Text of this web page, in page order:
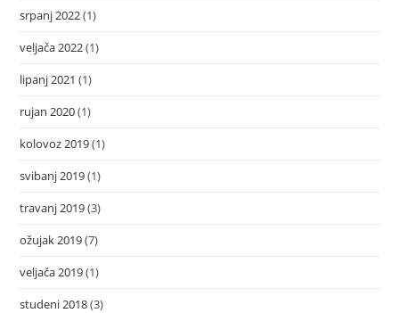
srpanj 2022(1)
veljača 2022(1)
lipanj 2021 (1)
rujan 2020(1)
kolovoz 2019(1)
svibanj 2019(1)
travanj 2019(3)
ožujak 2019(7)
veljača 2019(1)
studeni 2018(3)